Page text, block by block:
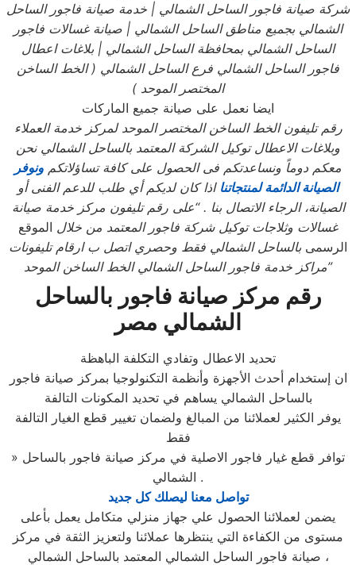
شركة صيانة فاجور الساحل الشمالي | خدمة صيانة فاجور الساحل
الشمالي بجميع مناطق الساحل الشمالي | صيانة غسالات فاجور
الساحل الشمالي بمحافظة الساحل الشمالي | بلاغات اعطال
فاجور الساحل الشمالي فرع الساحل الشمالي ( الخط الساخن
المختصر الموحد )
ايضا نعمل على صيانة جميع الماركات
رقم تليفون الخط الساخن المختصر الموحد لمركز خدمة العملاء
وبلاغات الاعطال توكيل الشركة المعتمد بالساحل الشمالي نحن
معكم دوماً ونساعدتكم فى الحصول على كافة تساؤلاتكم ونوفر
الصيانة الدائمة لمنتجاتنا اذا كان لديكم أي طلب للدعم الفنى أو
الصيانة، الرجاء الاتصال بنا . “على رقم تليفون مركز خدمة صيانة
غسالات وثلاجات توكيل شركة فاجور المعتمد من خلال الموقع
الرسمى بالساحل الشمالي فقط وحصري اتصل ب ارقام تليفونات
مراكز خدمة فاجور الساحل الشمالي الخط الساخن الموحد ”
رقم مركز صيانة فاجور بالساحل
الشمالي مصر
تحديد الاعطال وتفادي التكلفة الباهظة
ان إستخدام أحدث الأجهزة وأنظمة التكنولوجيا بمركز صيانة فاجور
بالساحل الشمالي يساهم في تحديد المكونات التالفة
يوفر الكثير لعملائنا من المبالغ ولضمان تغيير قطع الغيار التالفة
فقط
» توافر قطع غيار فاجور الاصلية في مركز صيانة فاجور بالساحل
الشمالي .
تواصل معنا ليصلك كل جديد
يضمن لعملائنا الحصول علي جهاز منزلي متكامل يعمل بأعلى
مستوى من الكفاءة التي ينتظرها عملائنا ولتعزيز الثقة في مركز
صيانة فاجور الساحل الشمالي المعتمد بالساحل الشمالي ،